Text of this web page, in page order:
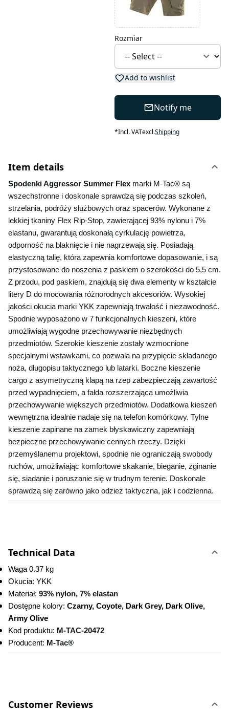
Rozmiar
Add to wishlist
Notify me
*Incl. VATexcl.Shipping
Item details
Spodenki Aggressor Summer Flex marki M-Tac® są
wszechstronne i doskonale sprawdzą się podczas szkoleń,
strzelania, podróży służbowych oraz spacerów. Wykonane z
lekkiej tkaniny Flex Rip-Stop, zawierającej 93% nylonu i 7%
elastanu, gwarantują doskonałą cyrkulację powietrza,
odporność na blaknięcie i nie nagrzewają się. Posiadają
elastyczną talię, która zapewnia komfortowe dopasowanie, i są
przystosowane do noszenia z paskiem o szerokości do 5,5 cm.
Z przodu, pod paskiem, znajdują się dwa elementy w kształcie
litery D do mocowania różnorodnych akcesoriów. Wysokiej
jakości okucia marki YKK zapewniają trwałość i niezawodność.
Spodnie wyposażono w 7 funkcjonalnych kieszeni, które
umożliwiają wygodne przechowywanie niezbędnych
przedmiotów. Szerokie kieszenie zostały wzmocnione
specjalnymi wstawkami, co pozwala na przypięcie składanego
noża, długopisu taktycznego lub latarki. Boczne kieszenie
cargo z asymetryczną klapą na rzep zabezpieczają zawartość
przed wypadnięciem, a fałda rozszerzająca umożliwia
przechowywanie większych przedmiotów. Dodatkowa kieszeń
wewnętrzna idealnie nadaje się na telefon komórkowy. Tylne
kieszenie zapinane na zamek błyskawiczny zapewniają
bezpieczne przechowywanie cennych rzeczy. Dzięki
przemyślanemu projektowi, spodnie nie ograniczają swobody
ruchów, umożliwiając komfortowe skakanie, bieganie, zginanie
się, siadanie i poruszanie się w trudnym terenie. Doskonale
sprawdzą się zarówno jako odzież taktyczna, jak i codzienna.
Technical Data
Waga 0.37 kg
Okucia: YKK
Materiał: 93% nylon, 7% elastan
Dostępne kolory: Czarny, Coyote, Dark Grey, Dark Olive,
Army Olive
Kod produktu: M-TAC-20472
Producent: M-Tac®
Customer Reviews